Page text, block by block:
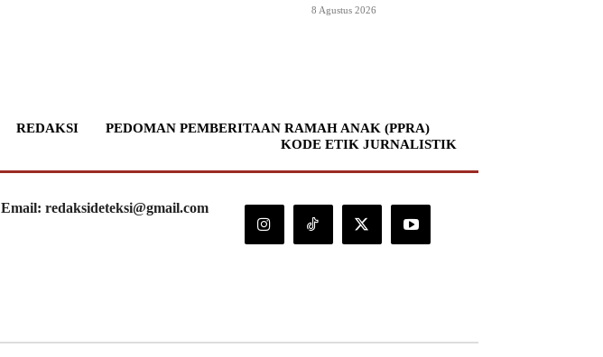
8 Agustus 2026
REDAKSI
PEDOMAN PEMBERITAAN RAMAH ANAK (PPRA)
KODE ETIK JURNALISTIK
Email: redaksideteksi@gmail.com